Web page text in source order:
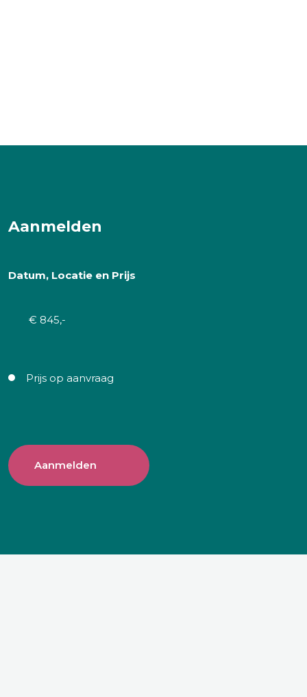
Aanmelden
Datum, Locatie en Prijs
€ 845,-
Prijs op aanvraag
Aanmelden